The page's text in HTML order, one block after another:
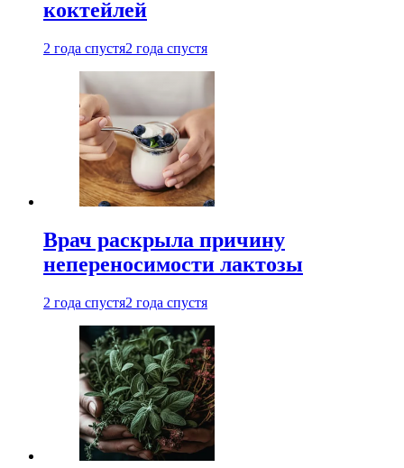
коктейлей
2 года спустя2 года спустя
Врач раскрыла причину
непереносимости лактозы
2 года спустя2 года спустя